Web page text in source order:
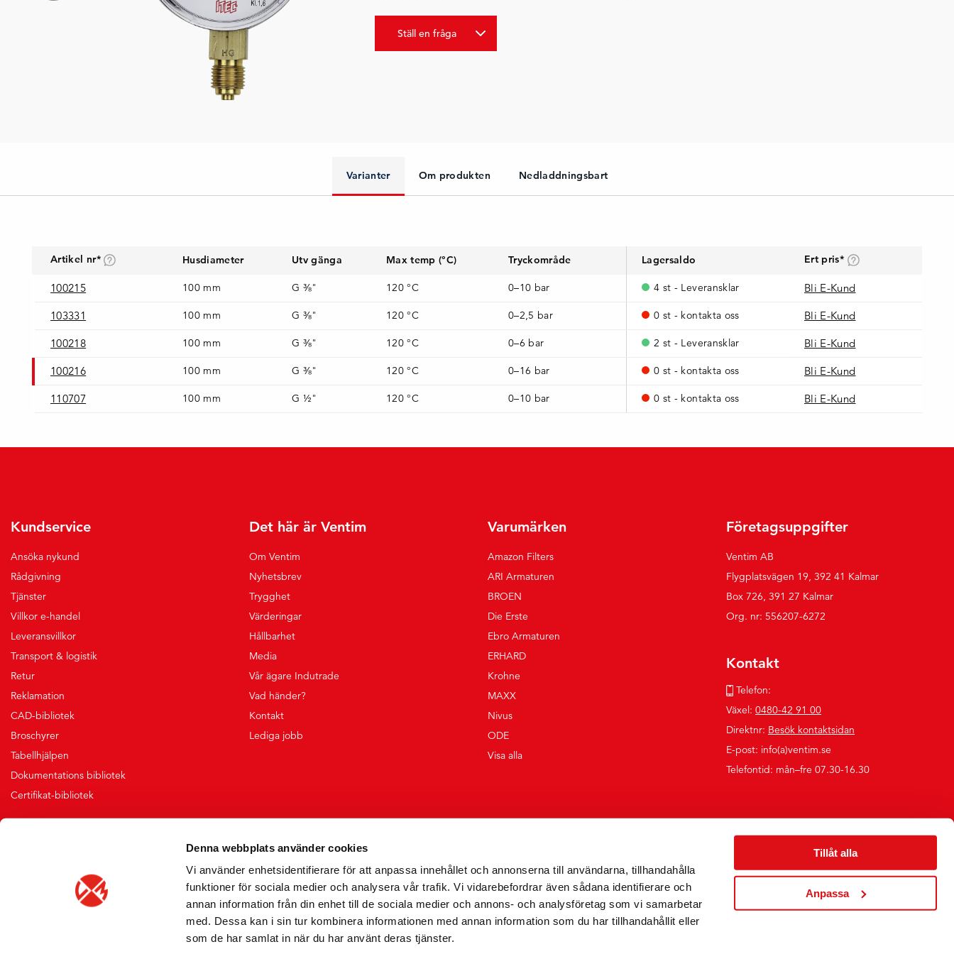
Denna webbplats använder cookies
Vi använder enhetsidentifierare för att anpassa innehållet och annonserna till användarna, tillhandahålla
funktioner för sociala medier och analysera vår trafik. Vi vidarebefordrar även sådana identifierare och
annan information från din enhet till de sociala medier och annons- och analysföretag som vi samarbetar
med. Dessa kan i sin tur kombinera informationen med annan information som du har tillhandahållit eller
som de har samlat in när du har använt deras tjänster.
Tillåt alla
Anpassa
Ställ en fråga
Varianter Om produkten Nedladdningsbart
Artikel nr* Husdiameter Utv gänga Max temp (°C) Tryckområde Lagersaldo Ert pris*
100215 100 mm G ⅜" 120 °C 0–10 bar 4 st - Leveransklar Bli E-Kund
103331 100 mm G ⅜" 120 °C 0–2,5 bar 0 st - kontakta oss Bli E-Kund
100218 100 mm G ⅜" 120 °C 0–6 bar 2 st - Leveransklar Bli E-Kund
100216 100 mm G ⅜" 120 °C 0–16 bar 0 st - kontakta oss Bli E-Kund
110707 100 mm G ½" 120 °C 0–10 bar 0 st - kontakta oss Bli E-Kund
Kundservice
Ansöka nykund
Rådgivning
Tjänster
Villkor e-handel
Leveransvillkor
Transport & logistik
Retur
Reklamation
CAD-bibliotek
Broschyrer
Tabellhjälpen
Dokumentations bibliotek
Certifikat-bibliotek
Det här är Ventim
Om Ventim
Nyhetsbrev
Trygghet
Värderingar
Hållbarhet
Media
Vår ägare Indutrade
Vad händer?
Kontakt
Lediga jobb
Varumärken
Amazon Filters
ARI Armaturen
BROEN
Die Erste
Ebro Armaturen
ERHARD
Krohne
MAXX
Nivus
ODE
Visa alla
Företagsuppgifter
Ventim AB
Flygplatsvägen 19, 392 41 Kalmar
Box 726, 391 27 Kalmar
Org. nr: 556207-6272
Kontakt
Telefon:
Växel: 0480-42 91 00
Direktnr: Besök kontaktsidan
E-post: info(a)ventim.se
Telefontid: mån–fre 07.30-16.30